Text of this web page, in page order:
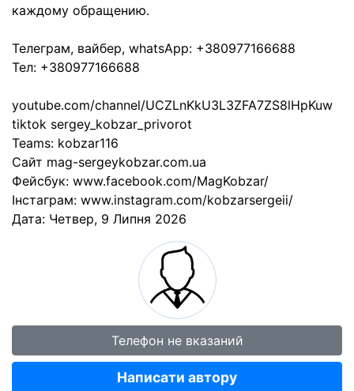
каждому обращению.
Телеграм, вайбер, whatsApp: +380977166688
Тел: +380977166688
youtube.com/channel/UCZLnKkU3L3ZFA7ZS8lHpKuw
tiktok sergey_kobzar_privorot
Teams: kobzar116
Сайт mag-sergeykobzar.com.ua
Фейсбук: www.facebook.com/MagKobzar/
Інстаграм: www.instagram.com/kobzarsergeii/
Дата: Четвер, 9 Липня 2026
Телефон не вказаний
Написати автору